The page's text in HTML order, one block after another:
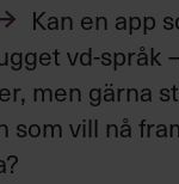
Kan en app
vd-språk
men gärna
som vill nå